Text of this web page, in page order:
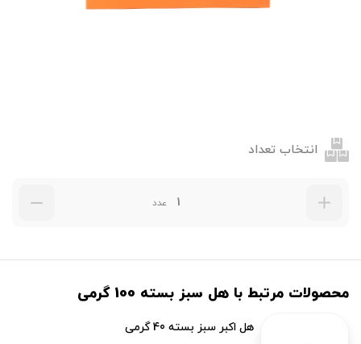
انتخاب تعداد
عدد
محصولات مرتبط با هل سبز بسته 100 گرمی
هل اکبر سبز بسته 40 گرمی